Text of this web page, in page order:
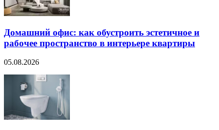
Домашний офис: как обустроить эстетичное и
рабочее пространство в интерьере квартиры
05.08.2026